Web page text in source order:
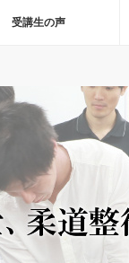
受講生の声